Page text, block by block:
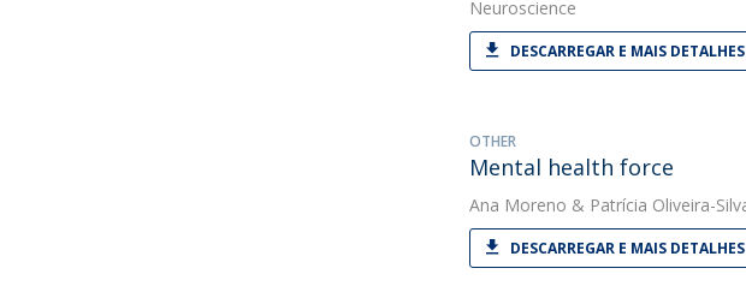
Neuroscience
DESCARREGAR E MAIS DETALHES
OTHER
Mental health force
Ana Moreno & Patrícia Oliveira-
DESCARREGAR E MAIS DETALHES